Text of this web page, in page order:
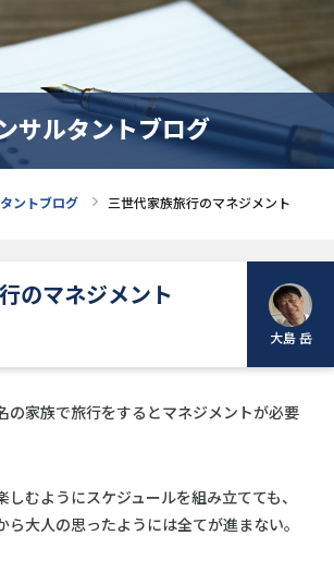
サルタントブログ
ントブログ 三世代家族旅行のマネジメント
のマネジメント
大島 岳
の家族で旅行をするとマネジメントが必要
しむようにスケジュールを組み立てても、
ら大人の思ったようには全てが進まない。